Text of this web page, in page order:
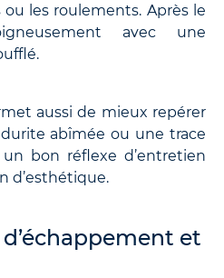
les roulements. Après le
avec une
aussi de mieux repérer
abîmée ou une trace
un bon réflexe d’entretien
d’esthétique.
et